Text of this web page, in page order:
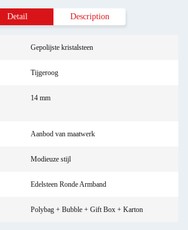
Detail Description
Gepolijste kristalsteen
Tijgeroog
14 mm
Aanbod van maatwerk
Modieuze stijl
Edelsteen Ronde Armband
Polybag + Bubble + Gift Box + Karton